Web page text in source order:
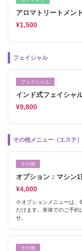
アロマトリートメン
¥1,500
フェイシャル
フェイシャル
インド式フェイシ
¥9,800
その他メニュー（エステ）
その他
オプション：マシン1
¥4,000
※オプションメニューは、
だけます。単体でのご予約
せ。
その他